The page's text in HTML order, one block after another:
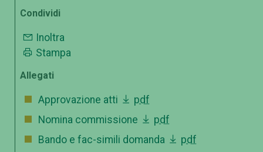
Condividi
Inoltra
Stampa
Allegati
Approvazione atti
pdf
Nomina commissione
pdf
Bando e fac-simili domanda
pdf